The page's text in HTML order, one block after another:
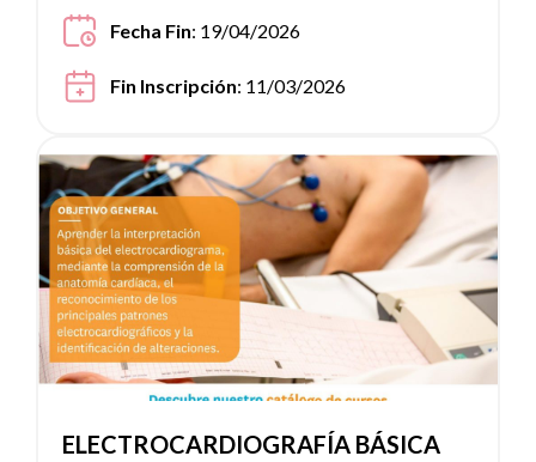
Fecha Fin: 19/04/2026
Fin Inscripción: 11/03/2026
ELECTROCARDIOGRAFÍA BÁSICA
Ver noticia